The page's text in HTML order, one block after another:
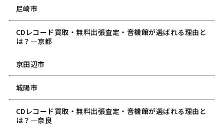
尼崎市
CDレコード買取・無料出張査定・音機館が選ばれる理由と
は？―京都
京田辺市
城陽市
CDレコード買取・無料出張査定・音機館が選ばれる理由と
は？―奈良